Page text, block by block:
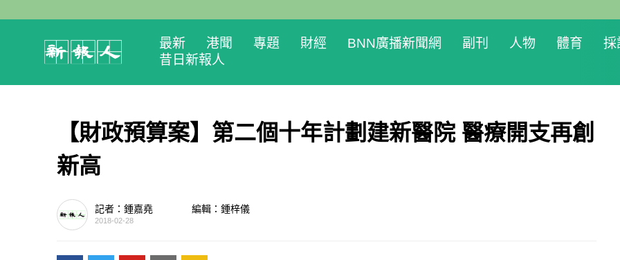
最新 港聞 專題 財經 BNN廣播新聞網 副刊 人物 體育 採
昔日新報人
【財政預算案】第二個十年計劃建新醫院 醫療開支再創
新高
記者：鍾嘉堯 編輯：鍾梓儀
2018-02-28